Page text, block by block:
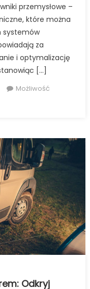
przemysłowe –
które można
systemów
za
i optymalizację
[…]
Możliwość
Odkryj